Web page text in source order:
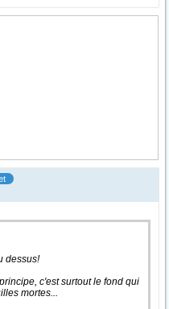
dessus!
c'est surtout le fond qui
mortes...